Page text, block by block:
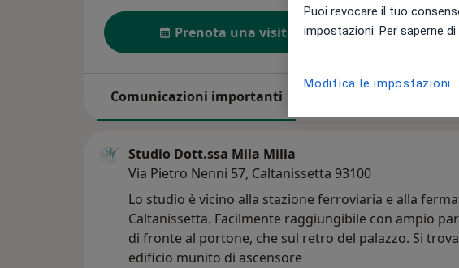
Prenota una visita
Comunicazioni importanti
Studio Dott.ssa Mila Milia
Via Pietro Nenni 57, Caltanissetta 93100
Lo studio è vicino alla stazione ferroviaria e alla
Caltanissetta. Facilmente raggiungibile con ampio
di fronte al portone, che sul retro del palazzo. Si
edificio munito di ascensore
Puoi revocare il tuo
impostazioni. Per saperne
Modifica le impostazioni